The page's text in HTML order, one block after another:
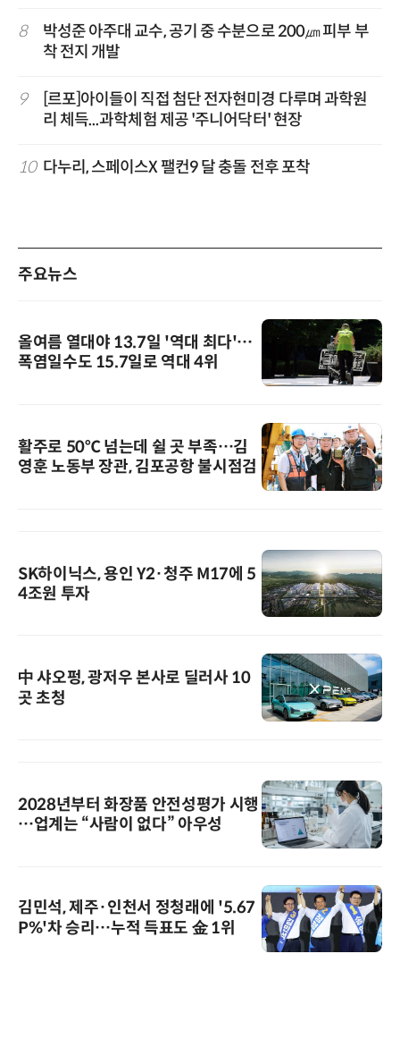
8
박성준 아주대 교수, 공기 중 수분으로 200㎛ 피부 부
착 전지 개발
9
[르포]아이들이 직접 첨단 전자현미경 다루며 과학원
리 체득...과학체험 제공 '주니어닥터' 현장
10 다누리, 스페이스X 팰컨9 달 충돌 전후 포착
주요뉴스
올여름 열대야 13.7일 '역대 최다'…
폭염일수도 15.7일로 역대 4위
활주로 50℃ 넘는데 쉴 곳 부족…김
영훈 노동부 장관, 김포공항 불시점검
SK하이닉스, 용인 Y2·청주 M17에 5
4조원 투자
中 샤오펑, 광저우 본사로 딜러사 10
곳 초청
2028년부터 화장품 안전성평가 시행
…업계는 “사람이 없다” 아우성
김민석, 제주·인천서 정청래에 '5.67
P%'차 승리…누적 득표도 金 1위